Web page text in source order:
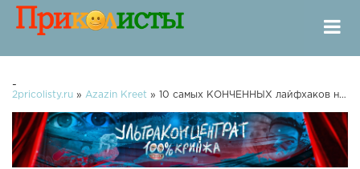
-
2pricolisty.ru » Azazin Kreet » 10 самых КОНЧЕННЫХ лайфхаков на 1 сентября / пранки в ТЮРЬМЕ / b /